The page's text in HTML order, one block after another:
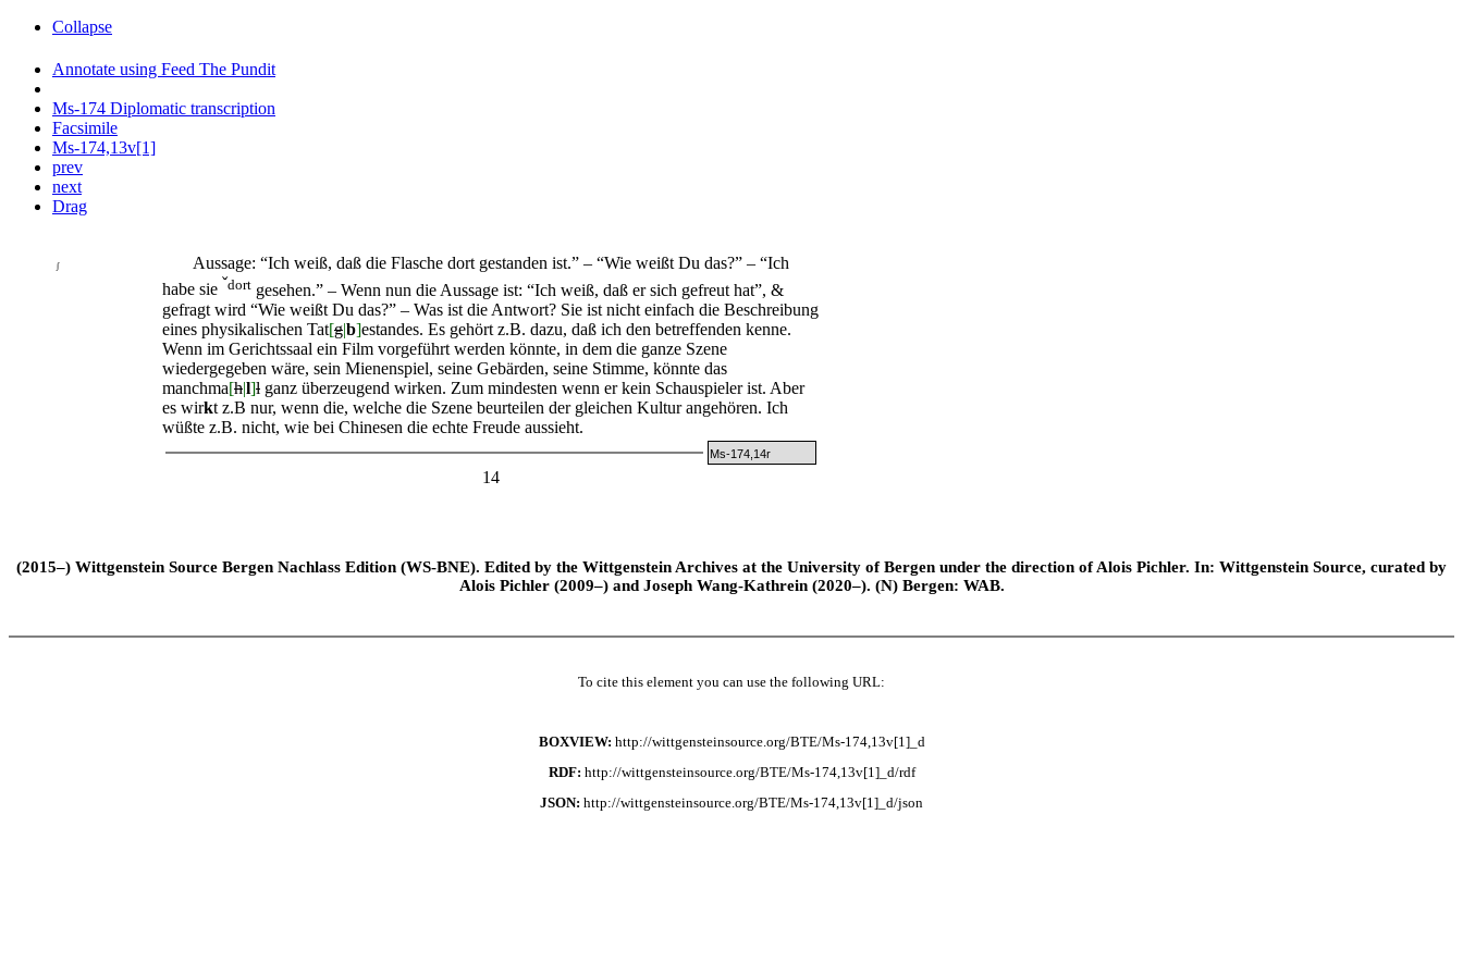
Collapse
Annotate using Feed The Pundit
Ms-174 Diplomatic transcription
Facsimile
Ms-174,13v[1]
prev
next
Drag
∫
Aussage: “Ich weiß, daß die Flasche dort gestanden ist.” – “Wie weißt Du das?” – “Ich
habe sie ˇdort gesehen.” – Wenn nun die Aussage ist: “Ich weiß, daß er sich gefreut hat”, &
gefragt wird “Wie weißt Du das?” – Was ist die Antwort? Sie ist nicht einfach die Beschreibung
eines physikalischen Tat[g|b]estandes. Es gehört z.B. dazu, daß ich den betreffenden kenne.
Wenn im Gerichtssaal ein Film vorgeführt werden könnte, in dem die ganze Szene
wiedergegeben wäre, sein Mienenspiel, seine Gebärden, seine Stimme, könnte das
manchma[h|l]l ganz überzeugend wirken. Zum mindesten wenn er kein Schauspieler ist. Aber
es wirkt z.B nur, wenn die, welche die Szene beurteilen der gleichen Kultur angehören. Ich
wüßte z.B. nicht, wie bei Chinesen die echte Freude aussieht.
Ms-174,14r
14
(2015–) Wittgenstein Source Bergen Nachlass Edition (WS-BNE). Edited by the Wittgenstein Archives at the University of Bergen under the direction of Alois Pichler. In: Wittgenstein Source, curated by
Alois Pichler (2009–) and Joseph Wang-Kathrein (2020–). (N) Bergen: WAB.
To cite this element you can use the following URL:
BOXVIEW: http://wittgensteinsource.org/BTE/Ms-174,13v[1]_d
RDF: http://wittgensteinsource.org/BTE/Ms-174,13v[1]_d/rdf
JSON: http://wittgensteinsource.org/BTE/Ms-174,13v[1]_d/json